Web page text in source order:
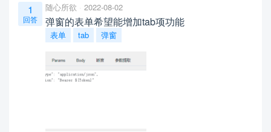
1
回答
随心所欲 2022-08-02
弹窗的表单希望能增加tab项功能
表单 tab 弹窗